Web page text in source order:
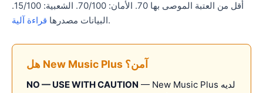
أقل من العتبة الموصى بها 70. الأمان: 70/100. الشعبية: 15/100.
البيانات مصدرها قراءة آلية .
هل New Music Plus آمن؟
NO — USE WITH CAUTION — New Music Plus لديه